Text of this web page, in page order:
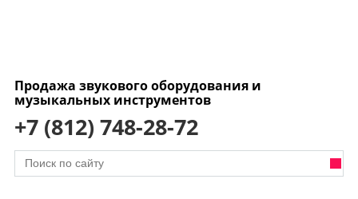
Продажа звукового оборудования и
музыкальных инструментов
+7 (812) 748-28-72